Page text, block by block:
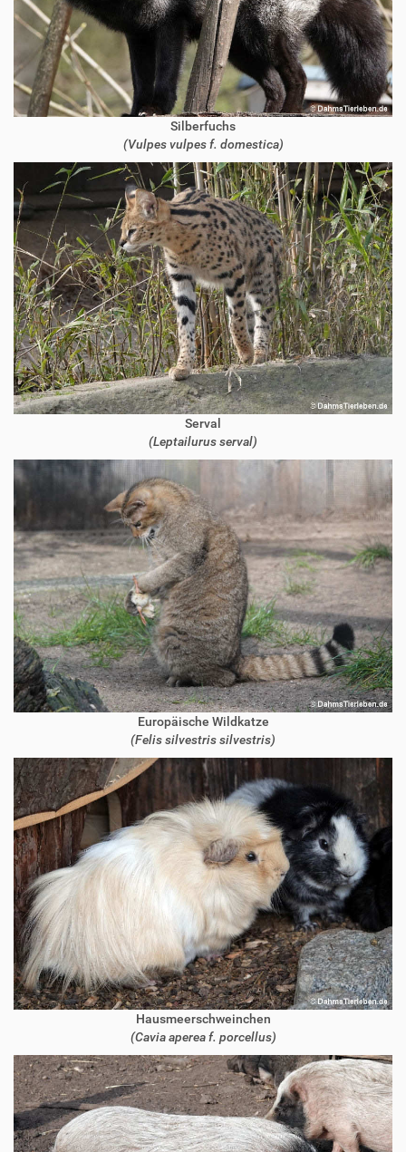
Silberfuchs
(Vulpes vulpes f. domestica)
Serval
(Leptailurus serval)
Europäische Wildkatze
(Felis silvestris silvestris)
Hausmeerschweinchen
(Cavia aperea f. porcellus)